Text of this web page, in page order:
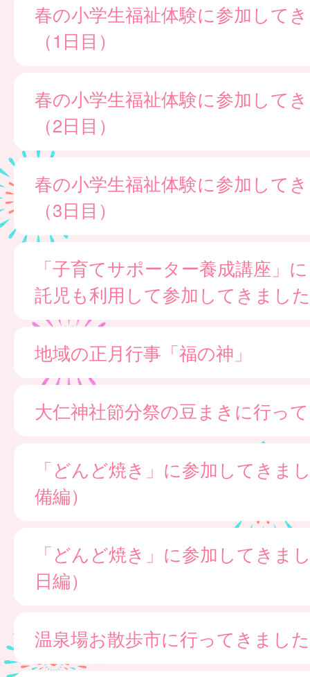
春の小学生福祉体験に参加して
（1日目）
春の小学生福祉体験に参加して
（2日目）
春の小学生福祉体験に参加して
（3日目）
「子育てサポーター養成講座」に
託児も利用して参加してきまし
地域の正月行事「福の神」
大仁神社節分祭の豆まきに行っ
「どんど焼き」に参加してきま
備編）
「どんど焼き」に参加してきま
日編）
温泉場お散歩市に行ってきました